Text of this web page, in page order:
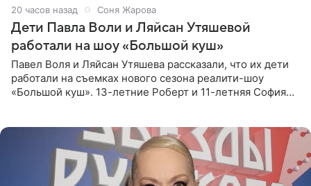
20 часов назад Соня Жарова
Дети Павла Воли и Ляйсан Утяшевой
работали на шоу «Большой куш»
Павел Воля и Ляйсан Утяшева рассказали, что их дети
работали на съемках нового сезона реалити-шоу
«Большой куш». 13-летние Роберт и 11-летняя София